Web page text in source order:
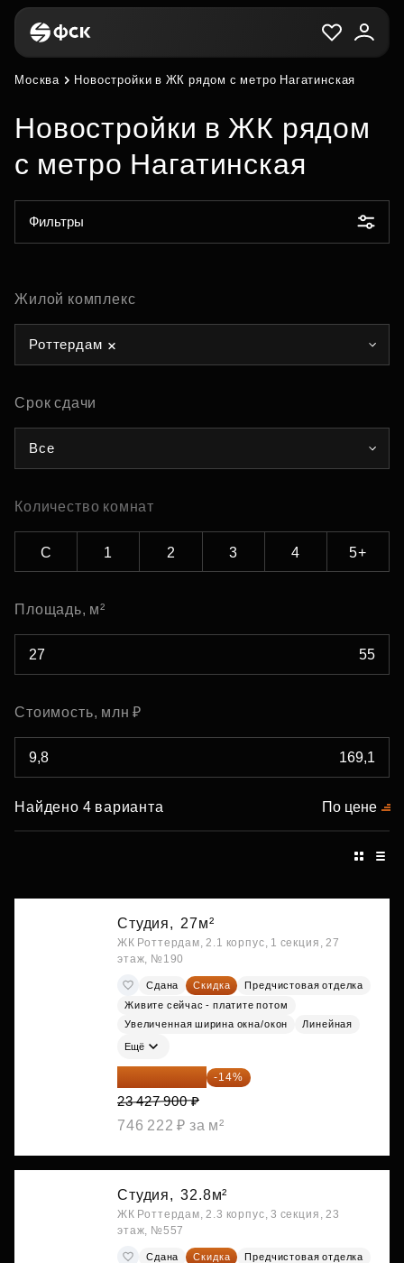
Москва Новостройки в ЖК рядом с метро Нагатинская
Новостройки в ЖК рядом
с метро Нагатинская
Фильтры
Жилой комплекс
Роттердам
Срок сдачи
Все
Количество комнат
С 1 2 3 4 5+
Площадь, м²
Стоимость, млн ₽
Найдено 4 варианта По цене
Студия, 27м²
ЖК Роттердам, 2.1 корпус, 1 секция, 27
этаж, №190
Сдана Скидка
Предчистовая отделка
Живите сейчас - платите потом
Увеличенная ширина окна/окон
Линейная
Ещё
20 147 994 ₽ -14%
23 427 900 ₽
746 222 ₽ за м²
Студия, 32.8м²
ЖК Роттердам, 2.3 корпус, 3 секция, 23
этаж, №557
Сдана Скидка
Предчистовая отделка